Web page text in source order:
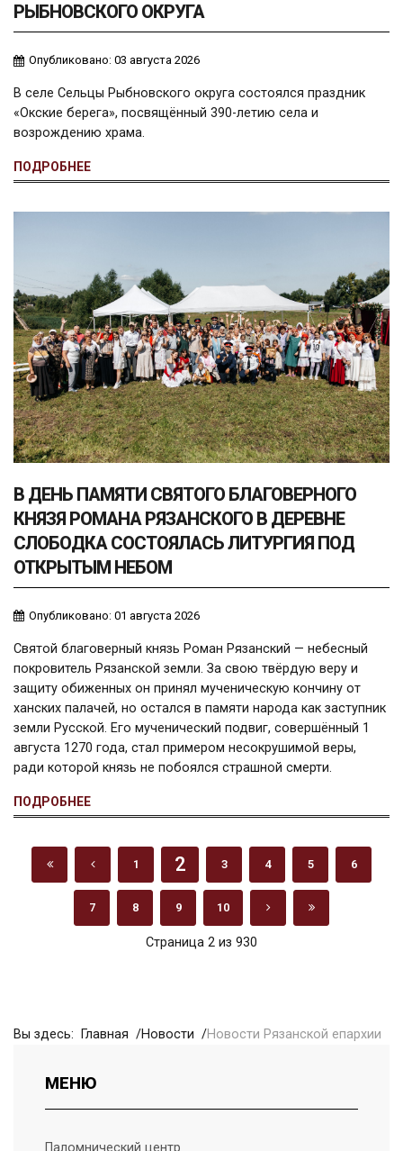
РЫБНОВСКОГО ОКРУГА
Опубликовано: 03 августа 2026
В селе Сельцы Рыбновского округа состоялся праздник
«Окские берега», посвящённый 390-летию села и
возрождению храма.
ПОДРОБНЕЕ
В ДЕНЬ ПАМЯТИ СВЯТОГО БЛАГОВЕРНОГО
КНЯЗЯ РОМАНА РЯЗАНСКОГО В ДЕРЕВНЕ
СЛОБОДКА СОСТОЯЛАСЬ ЛИТУРГИЯ ПОД
ОТКРЫТЫМ НЕБОМ
Опубликовано: 01 августа 2026
Святой благоверный князь Роман Рязанский — небесный
покровитель Рязанской земли. За свою твёрдую веру и
защиту обиженных он принял мученическую кончину от
ханских палачей, но остался в памяти народа как заступник
земли Русской. Его мученический подвиг, совершённый 1
августа 1270 года, стал примером несокрушимой веры,
ради которой князь не побоялся страшной смерти.
ПОДРОБНЕЕ
Страница 2 из 930
1 2 3 4 5 6
7 8 9 10
Вы здесь: Главная Новости Новости Рязанской епархии
МЕНЮ
Паломнический центр